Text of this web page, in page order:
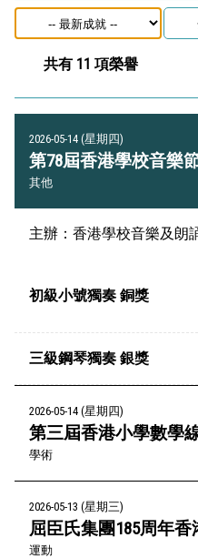
共有 11 項榮譽
2026-05-14 (星期四)
第78屆香港學校音樂
其他
主辦：香港學校音樂及朗
初級小號獨奏 銅獎
三級鋼琴獨奏 銀獎
2026-05-14 (星期四)
第三屆香港小學數學
學術
2026-05-13 (星期三)
屈臣氏集團185周年
運動